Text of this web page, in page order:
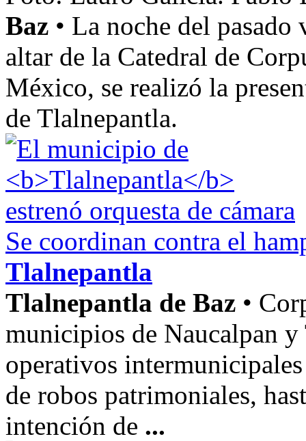
Baz • La noche del
altar de la Catedral de
México, se realizó la
de Tlalnepantla.
Se coordinan contra el
Tlalnepantla
Tlalnepantla de Baz •
municipios de Naucalpan
operativos
de robos patrimoniales,
intención de ...